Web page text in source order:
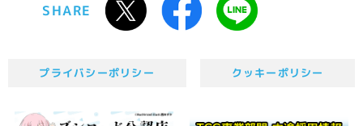
SHARE
プライバシーポリシー クッキーポリシー